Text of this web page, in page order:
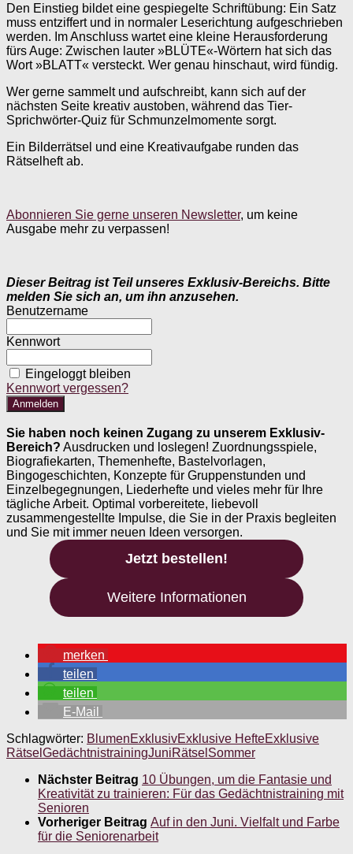
Den Einstieg bildet eine gespiegelte Schriftübung: Ein Satz
muss entziffert und in normaler Leserichtung aufgeschrieben
werden. Im Anschluss wartet eine kleine Herausforderung
fürs Auge: Zwischen lauter »BLÜTE«-Wörtern hat sich das
Wort »BLATT« versteckt. Wer genau hinschaut, wird fündig.
Wer gerne sammelt und aufschreibt, kann sich auf der
nächsten Seite kreativ austoben, während das Tier-
Sprichwörter-Quiz für Schmunzelmomente sorgt.
Ein Bilderrätsel und eine Kreativaufgabe runden das
Rätselheft ab.
Abonnieren Sie gerne unseren Newsletter, um keine
Ausgabe mehr zu verpassen!
Dieser Beitrag ist Teil unseres Exklusiv-Bereichs. Bitte
melden Sie sich an, um ihn anzusehen.
Benutzername
Kennwort
Eingeloggt bleiben
Kennwort vergessen?
Sie haben noch keinen Zugang zu unserem Exklusiv-
Bereich? Ausdrucken und loslegen! Zuordnungsspiele,
Biografiekarten, Themenhefte, Bastelvorlagen,
Bingogeschichten, Konzepte für Gruppenstunden und
Einzelbegegnungen, Liederhefte und vieles mehr für Ihre
tägliche Arbeit. Optimal vorbereitete, liebevoll
zusammengestellte Impulse, die Sie in der Praxis begleiten
und Sie mit immer neuen Ideen versorgen.
Jetzt bestellen!
Weitere Informationen
merken
teilen
teilen
E-Mail
Schlagwörter: BlumenExklusivExklusive HefteExklusive
Rätsel GedächtnistrainingJuniRätsel Sommer
Nächster Beitrag 10 Übungen, um die Fantasie und
Kreativität zu trainieren: Für das Gedächtnistraining mit
Senioren
Vorheriger Beitrag Auf in den Juni. Vielfalt und Farbe
für die Seniorenarbeit